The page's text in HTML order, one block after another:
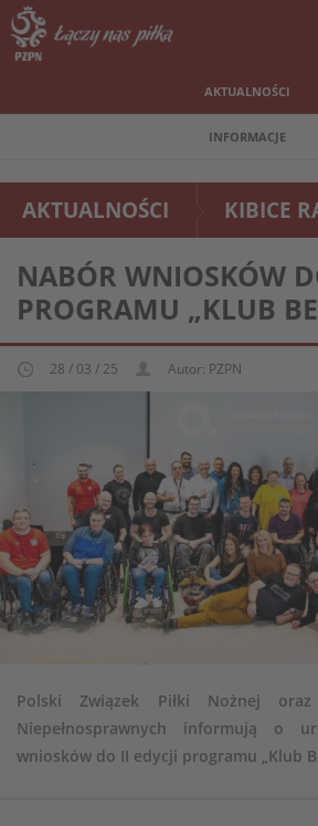
AKTUALNOŚCI
INFORMACJE
AKTUALNOŚCI KIBICE
NABÓR WNIOSKÓW
PROGRAMU „KLUB
28 / 03 / 25 Autor: PZPN
Polski Związek Piłki Nożnej oraz
Niepełnosprawnych informują o
wniosków do II edycji programu „Klub